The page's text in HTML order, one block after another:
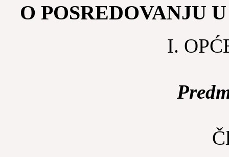
O POSREDOVANJU
I.